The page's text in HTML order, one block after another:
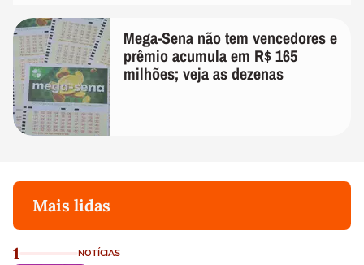
Mega-Sena não tem vencedores e
prêmio acumula em R$ 165
milhões; veja as dezenas
Mais lidas
1 NOTÍCIAS